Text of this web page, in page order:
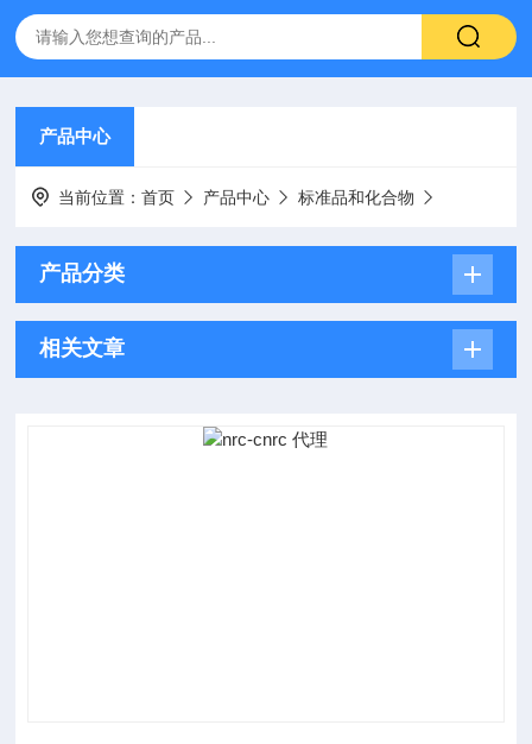
产品中心
当前位置：首页 产品中心 标准品和化合物
产品分类
相关文章